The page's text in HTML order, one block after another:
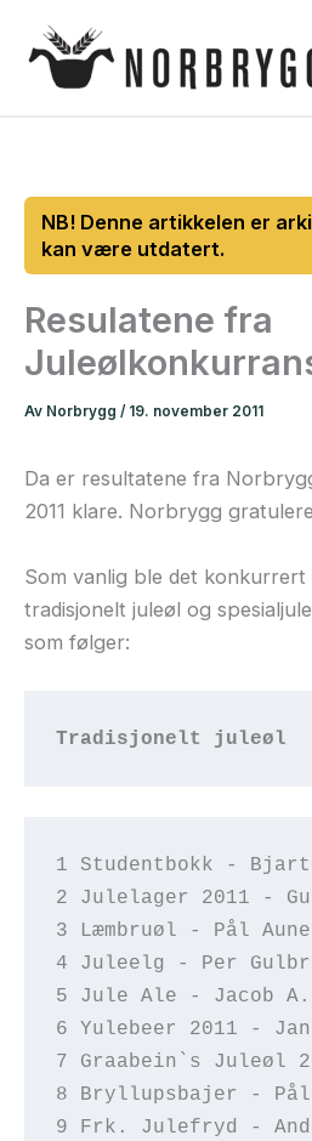
rett
Resulatene fra
Av Norbrygg / 19. november 2011
Da er resultatene fra
2011 klare. Norbrygg
Som vanlig ble det konkurrert
tradisjonelt juleøl og
som følger:
Tradisjonelt juleøl
1 Studentbokk -
2 Julelager 2011 -
3 Læmbruøl - Pål
4 Juleelg - Per
5 Jule Ale - Jacob A.
6 Yulebeer 2011 -
7 Graabein`s Juleøl
8 Bryllupsbajer - Pål
9 Frk. Julefryd -